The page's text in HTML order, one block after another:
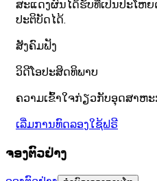
ສະແດງຜົນໄດ້ຮັບທີ່ເປັນປະໂຫ
ປະຕິບັດໄດ້.
ສັງຄົມຟັງ
ວິດີໂອປະສິດທິພາບ
ຄວາມເຂົ້າໃຈກ່ຽວກັບອຸດສາຫະ
ເລີ່ມການທົດລອງໃຊ້ຟຣີ
ຈອງຕົວຢ່າງ